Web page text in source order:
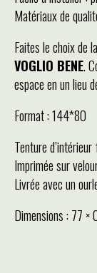
Matériaux de
Faites le choix de
VOGLIO BENE.
espace en un lieu
Format : 144*80
Tenture
Imprimée sur
Livrée avec un
Dimensions : 77 ×